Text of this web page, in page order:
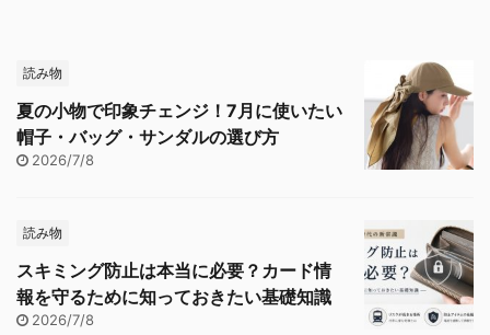
読み物
夏の小物で印象チェンジ！7月に使いたい
帽子・バッグ・サンダルの選び方
2026/7/8
読み物
スキミング防止は本当に必要？カード情
報を守るために知っておきたい基礎知識
2026/7/8